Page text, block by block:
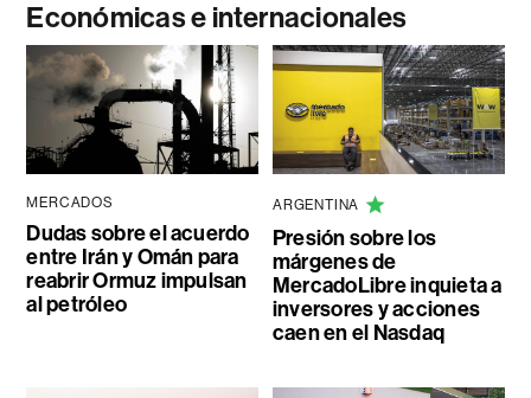
Económicas e internacionales
MERCADOS
Dudas sobre el acuerdo
entre Irán y Omán para
reabrir Ormuz impulsan
al petróleo
ARGENTINA
Presión sobre los
márgenes de
MercadoLibre inquieta a
inversores y acciones
caen en el Nasdaq